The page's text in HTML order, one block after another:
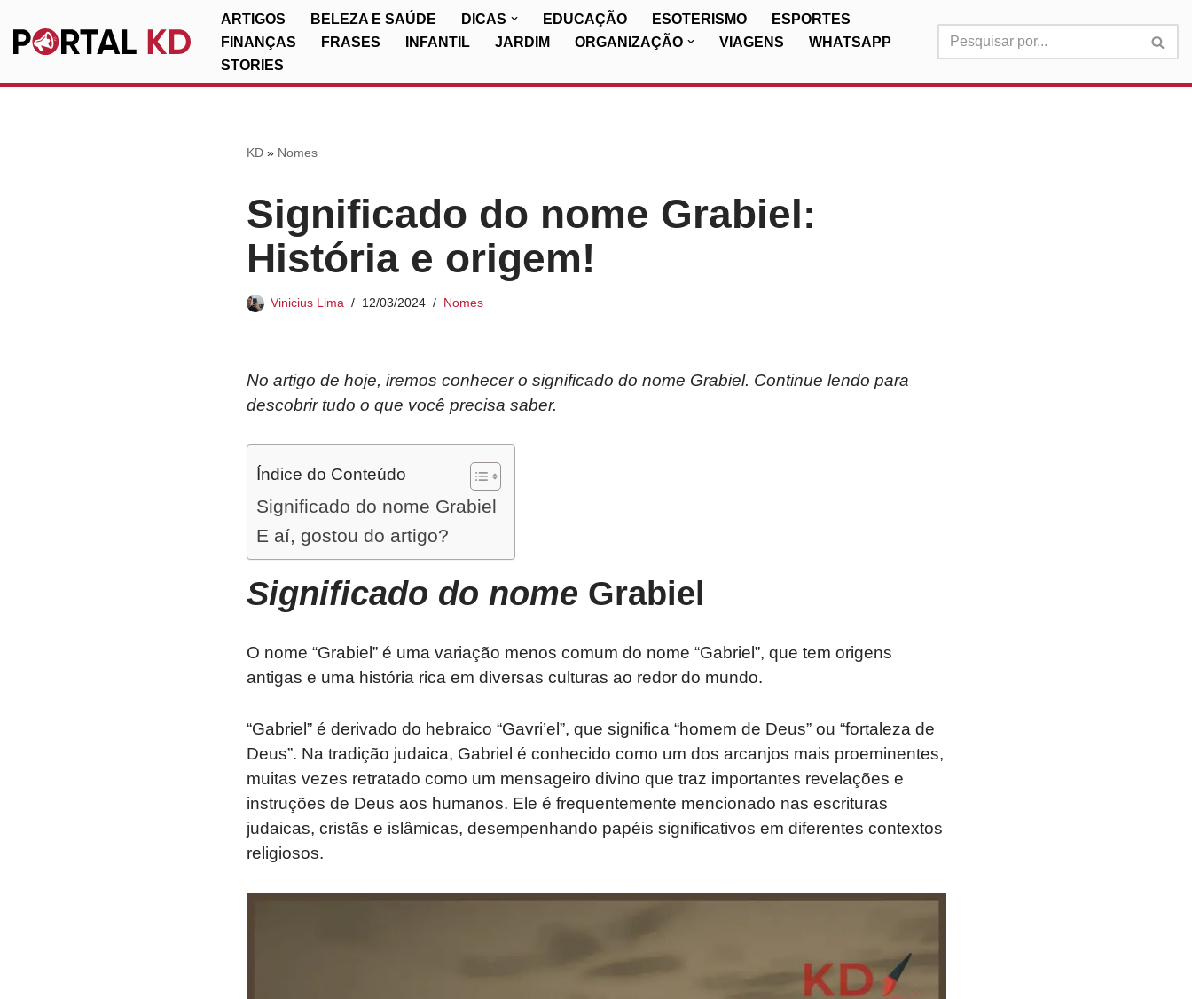
Pular
ARTIGOS BELEZA E SAÚDE DICAS EDUCAÇÃO ESOTERISMO
ESPORTES
FINANÇAS
FRASES INFANTIL JARDIM ORGANIZAÇÃO VIAGENS
WHATSAPP
STORIES
KD» Nomes
Significado do nome Grabiel:
História e origem!
Vinicius Lima 12/03/2024 Nomes
No artigo de hoje, iremos conhecer o significado do nome Grabiel. Continue lendo para
descobrir tudo o que você precisa saber.
Índice do Conteúdo
Significado do nome Grabiel
E aí, gostou do artigo?
Significado do nome Grabiel
O nome “Grabiel” é uma variação menos comum do nome “Gabriel”, que tem origens
antigas e uma história rica em diversas culturas ao redor do mundo.
“Gabriel” é derivado do hebraico “Gavri’el”, que significa “homem de Deus” ou “fortaleza de
Deus”. Na tradição judaica, Gabriel é conhecido como um dos arcanjos mais proeminentes,
muitas vezes retratado como um mensageiro divino que traz importantes revelações e
instruções de Deus aos humanos. Ele é frequentemente mencionado nas escrituras
judaicas, cristãs e islâmicas, desempenhando papéis significativos em diferentes contextos
religiosos.